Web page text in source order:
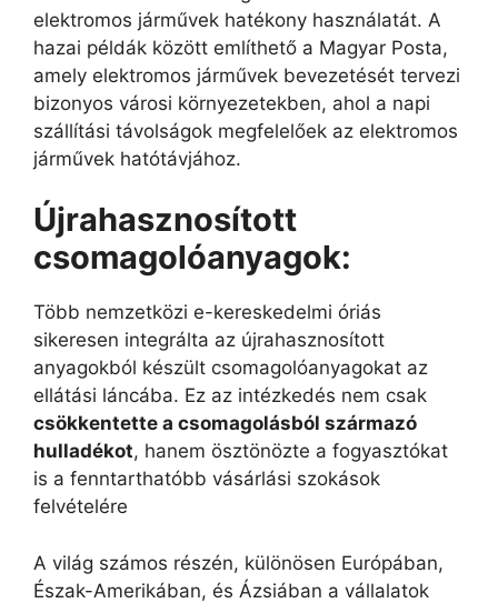
elektromos járművek hatékony használatát. A
hazai példák között említhető a Magyar Posta,
amely elektromos járművek bevezetését tervezi
bizonyos városi környezetekben, ahol a napi
szállítási távolságok megfelelőek az elektromos
járművek hatótávjához.
Újrahasznosított
csomagolóanyagok:
Több nemzetközi e-kereskedelmi óriás
sikeresen integrálta az újrahasznosított
anyagokból készült csomagolóanyagokat az
ellátási láncába. Ez az intézkedés nem csak
csökkentette a csomagolásból származó
hulladékot, hanem ösztönözte a fogyasztókat
is a fenntarthatóbb vásárlási szokások
felvételére
A világ számos részén, különösen Európában,
Észak-Amerikában, és Ázsiában a vállalatok